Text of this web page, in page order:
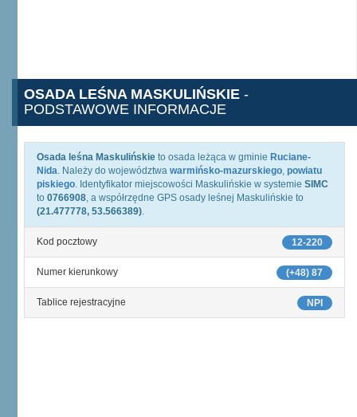
OSADA LEŚNA MASKULIŃSKIE -
PODSTAWOWE INFORMACJE
Osada leśna Maskulińskie to osada leżąca w gminie Ruciane-
Nida. Należy do województwa warmińsko-mazurskiego, powiatu
piskiego. Identyfikator miejscowości Maskulińskie w systemie SIMC
to 0766908, a współrzędne GPS osady leśnej Maskulińskie to
(21.477778, 53.566389).
12-220
Kod pocztowy
(+48) 87
Numer kierunkowy
NPI
Tablice rejestracyjne